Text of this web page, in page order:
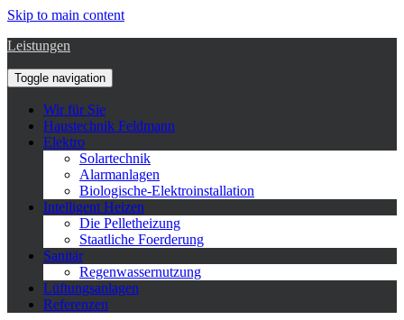
Skip to main content
Leistungen
Toggle navigation
Wir für Sie
Haustechnik Feldmann
Elektro
Solartechnik
Alarmanlagen
Biologische-Elektroinstallation
Intelligent Heizen
Die Pelletheizung
Staatliche Foerderung
Sanitär
Regenwassernutzung
Lüftungsanlagen
Referenzen